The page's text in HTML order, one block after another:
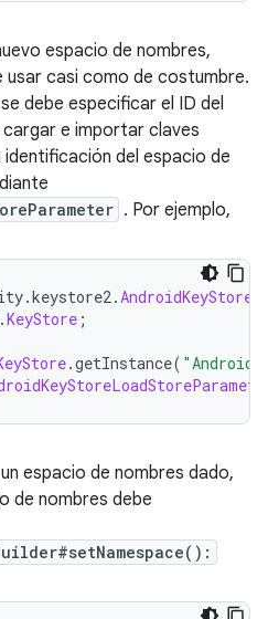
espacio de nombres,
usar casi como de costumbre.
debe especificar el ID del
e importar claves
del espacio de
. Por ejemplo,
.keystore2.
.KeyStore ;
.getInstance(
espacio de nombres dado,
de nombres debe